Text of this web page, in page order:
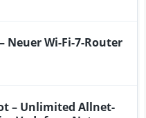
Neuer Wi-Fi-7-Router
– Unlimited Allnet-